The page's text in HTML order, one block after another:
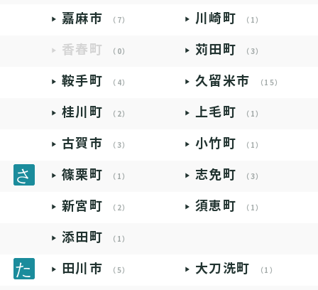
嘉麻市 （7） 川崎町 （1）
香春町 （0） 苅田町 （3）
鞍手町 （4） 久留米市 （15）
桂川町 （2） 上毛町 （1）
古賀市 （3） 小竹町 （1）
篠栗町 （1） 志免町 （3）
新宮町 （2） 須恵町 （1）
添田町 （1）
田川市 （5） 大刀洗町 （1）